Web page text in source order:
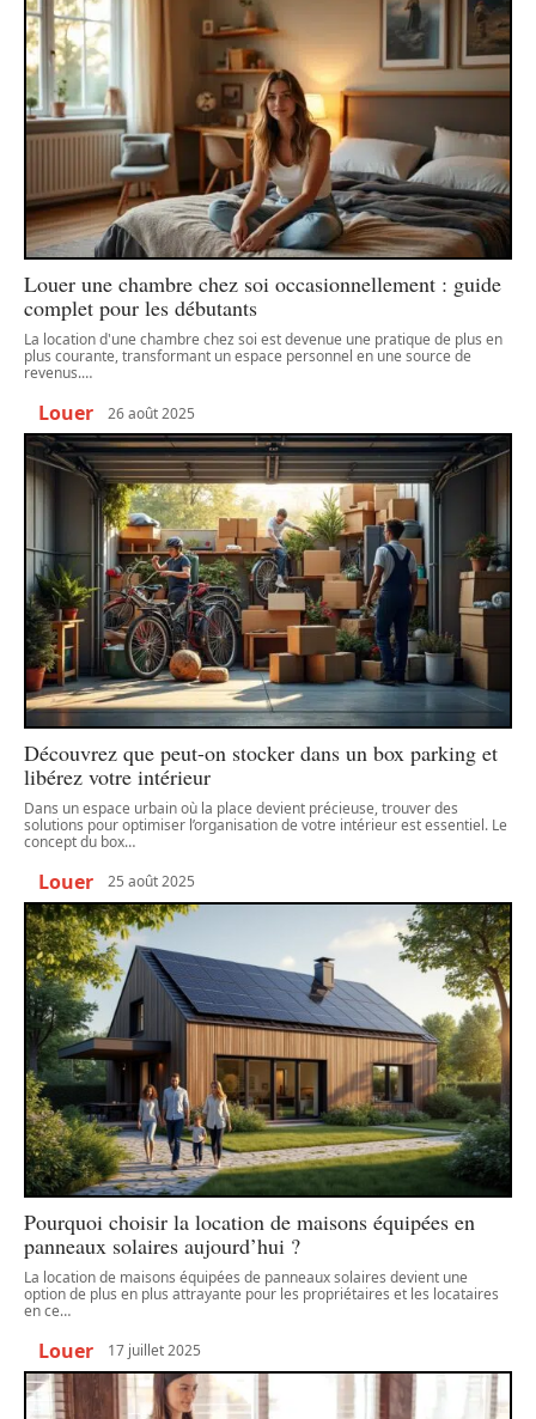
Louer une chambre chez soi occasionnellement : guide
complet pour les débutants
La location d'une chambre chez soi est devenue une pratique de plus en
plus courante, transformant un espace personnel en une source de
revenus.…
Louer 26 août 2025
Découvrez que peut-on stocker dans un box parking et
libérez votre intérieur
Dans un espace urbain où la place devient précieuse, trouver des
solutions pour optimiser l’organisation de votre intérieur est essentiel. Le
concept du box…
Louer 25 août 2025
Pourquoi choisir la location de maisons équipées en
panneaux solaires aujourd’hui ?
La location de maisons équipées de panneaux solaires devient une
option de plus en plus attrayante pour les propriétaires et les locataires
en ce…
Louer 17 juillet 2025